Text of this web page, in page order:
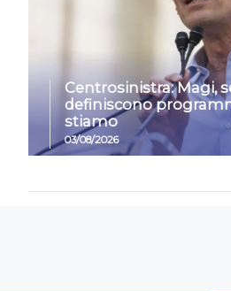
Centrosinistra: Magi,
definiscono
stiamo
03/08/2026